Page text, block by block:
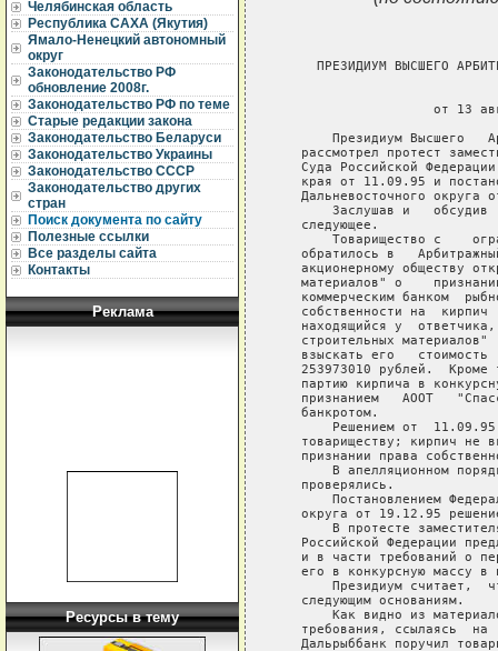
Челябинская область
Республика САХА (Якутия)
Ямало-Ненецкий автономный
округ
Законодательство РФ
обновление 2008г.
Законодательство РФ по теме
Старые редакции закона
Законодательство Беларуси
Законодательство Украины
Законодательство СССР
Законодательство других
стран
Поиск документа по сайту
Полезные ссылки
Все разделы сайта
Контакты
Реклама
Ресурсы в тему
ПРЕЗИДИУМ ВЫСШЕГО
от 13
Президиум Высшего
рассмотрел протест
Суда Российской
края от 11.09.95 и
Дальневосточного округа
Заслушав и   обсудив
   следующее.
Товарищество с
обратилось в
акционерному обществу
материалов" о
коммерческим банком
собственности на  кирпич
находящийся у
строительных материалов"
взыскать его   стоимость
253973010 рублей.  Кроме
партию кирпича в
признанием   АООТ
   банкротом.
Решением от
товариществу; кирпич не
признании права
В апелляционном
   проверялись.
Постановлением
округа от 19.12.95
В протесте
Российской Федерации
и в части требований о
его в конкурсную массу в
Президиум считает,
   следующим основаниям.
Как видно из
требования, ссылаясь  на
Дальрыббанк поручил